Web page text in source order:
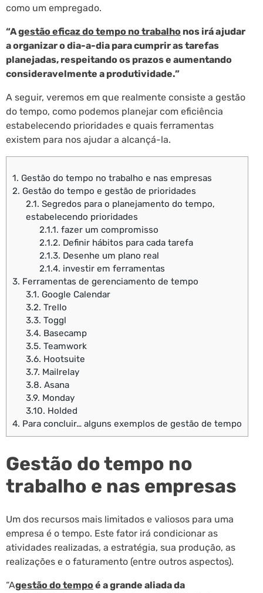
como um empregado.
“Agestão eficaz do tempo no trabalho nos irá ajudar
a organizar o dia-a-dia para cumprir as tarefas
planejadas, respeitando os prazos e aumentando
consideravelmente a produtividade.”
A seguir, veremos em que realmente consiste a gestão
do tempo, como podemos planejar com eficiência
estabelecendo prioridades e quais ferramentas
existem para nos ajudar a alcançá-la.
1. Gestão do tempo no trabalho e nas empresas
2. Gestão do tempo e gestão de prioridades
2.1. Segredos para o planejamento do tempo,
estabelecendo prioridades
2.1.1. fazer um compromisso
2.1.2. Definir hábitos para cada tarefa
2.1.3. Desenhe um plano real
2.1.4. investir em ferramentas
3. Ferramentas de gerenciamento de tempo
3.1. Google Calendar
3.2. Trello
3.3. Toggl
3.4. Basecamp
3.5. Teamwork
3.6. Hootsuite
3.7. Mailrelay
3.8. Asana
3.9. Monday
3.10. Holded
4. Para concluir… alguns exemplos de gestão de tempo
Gestão do tempo no
trabalho e nas empresas
Um dos recursos mais limitados e valiosos para uma
empresa é o tempo. Este fator irá condicionar as
atividades realizadas, a estratégia, sua produção, as
realizações e o faturamento (entre outros aspectos).
“Agestão do tempo é a grande aliada da